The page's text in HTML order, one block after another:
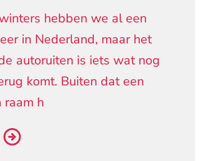
hebben we al een
in Nederland, maar het
autoruiten is iets wat nog
komt. Buiten dat een
raam h